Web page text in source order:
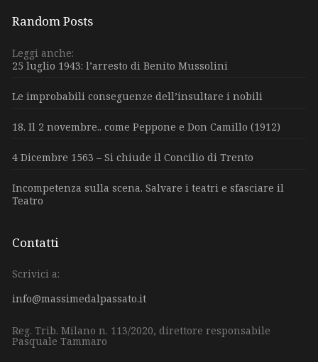
Random Posts
Leggi anche:
25 luglio 1943: l’arresto di Benito Mussolini
Le improbabili conseguenze dell’insultare i nobili
18. Il 2 novembre.. come Peppone e Don Camillo (1912)
4 Dicembre 1563 – Si chiude il Concilio di Trento
Incompetenza sulla scena. Salvare i teatri e sfasciare il
Teatro
Contatti
Scrivici a:
info@massimedalpassato.it
Reg. Trib. Milano n. 113/2020, direttore responsabile
Pasquale Tammaro